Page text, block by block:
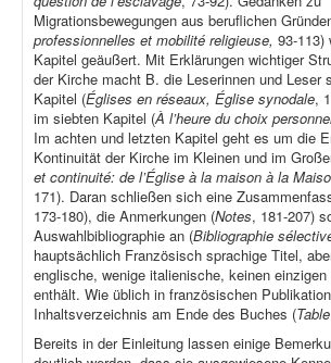
Migrationsbewegungen aus beruflichen
professionnelles et mobilité religieuse, 93-113)
Kapitel geäußert. Mit Erklärungen wichtiger
der Kirche macht B. die Leserinnen und Leser
Kapitel (Églises en réseaux, Église synodale,
im siebten Kapitel (À l’heure du choix
Im achten und letzten Kapitel geht es um die
Kontinuität der Kirche im Kleinen und im
et continuité: de l’Église à la maison à la
171). Daran schließen sich eine
173-180), die Anmerkungen (Notes, 181-207)
Auswahlbibliographie an (Bibliographie
hauptsächlich Französisch sprachige Titel,
englische, wenige italienische, keinen
enthält. Wie üblich in französischen
Inhaltsverzeichnis am Ende des Buches (Table
Bereits in der Einleitung lassen einige